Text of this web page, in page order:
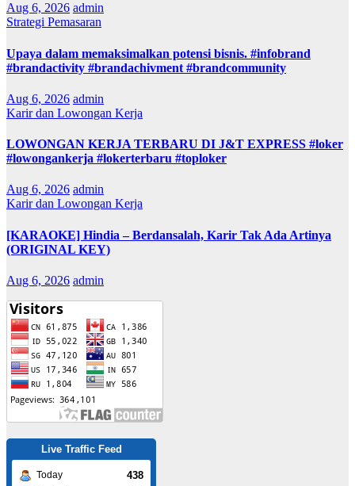
Aug 6, 2026 admin
Strategi Pemasaran
Upaya dalam memaksimalkan potensi bisnis. #infobrand
#brandactivity #brandachivment #brandcommunity
Aug 6, 2026 admin
Karir dan Lowongan Kerja
LOWONGAN KERJA TERBARU DI J&T EXPRESS #loker
#lowongankerja #lokerterbaru #toploker
Aug 6, 2026 admin
Karir dan Lowongan Kerja
[KARAOKE] Hindia – Berdansalah, Karir Tak Ada Artinya
(ORIGINAL KEY)
Aug 6, 2026 admin
Live Traffic Feed
Today 438